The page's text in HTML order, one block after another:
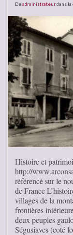
Deadministrateurdans la
Histoire et
http://
référencé sur le
de France
villages de la
frontières
deux peuples
Ségusiaves (coté